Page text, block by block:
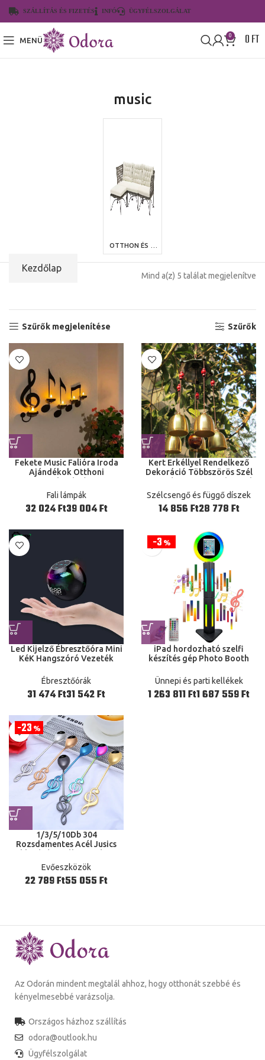
SZÁLLÍTÁS ÉS FIZETÉS INFÓ ÜGYFÉLSZOLGÁLAT
MENÜ
0 0FT
music
Kezdőlap
Mind a(z) 5 találat megjelenítve
Szűrők megjelenítése Szűrők
Fekete Music Falióra Iroda
Ajándékok Otthoni
Fali lámpák
Ft Ft
Kert Erkéllyel Rendelkező
Dekoráció Többszörös Szél
Music Wind Harangjáték
2023 Új
Szélcsengő és függő díszek
Ft Ft
Led Kijelző Ébresztőóra Mini
KéK Hangszóró Vezeték
Card Mp3 Music Play
Ébresztőórák
Ft Ft
3%
iPad hordozható szelfi
készítés gép Photo Booth
RGB távirányító App 180°
Ünnepi és parti kellékek
Ft Ft
23%
1/3/5/10Db 304
Rozsdamentes Acél Jusics
Music Bot Fagylalt Ajándék
Evőeszközök
Ft Ft
Az Odorán mindent megtalál ahhoz, hogy otthonát szebbé és
kényelmesebbé varázsolja.
Országos házhoz szállítás
odora@outlook.hu
Ügyfélszolgálat